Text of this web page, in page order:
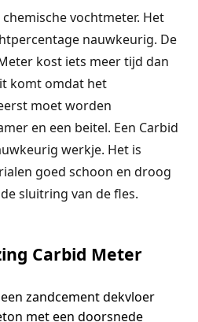
vochtmeter. Het
nauwkeurig. De
kost iets meer tijd dan
komt omdat het
moet worden
en een beitel. Een Carbid
werkje. Het is
goed schoon en droog
sluitring van de fles.
Carbid Meter
zandcement dekvloer
met een doorsnede